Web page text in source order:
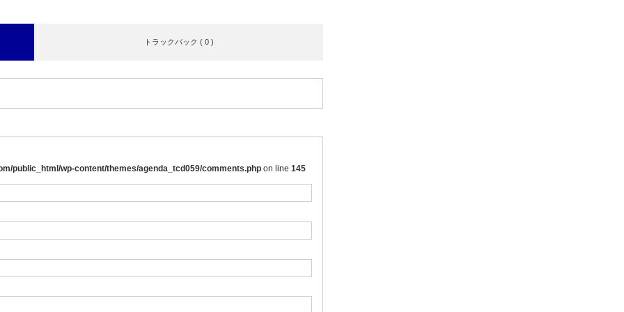
トラックバック ( 0 )
public_html/wp-content/themes/agenda_tcd059/comments.php on line 145